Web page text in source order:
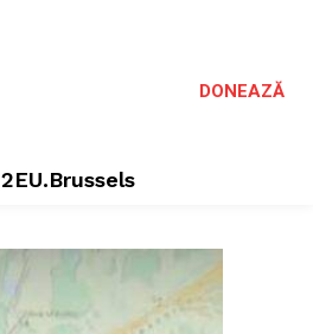
DONEAZĂ
2EU.Brussels